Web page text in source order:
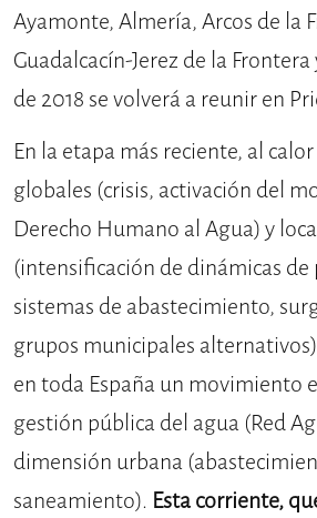
Ayamonte, Almería, Arcos de la
Guadalcacín-Jerez de la
de 2018 se volverá a reunir en
En la etapa más reciente, al
globales (crisis, activación del
Derecho Humano al Agua) y
(intensificación de dinámicas
sistemas de abastecimiento,
grupos municipales
en toda España un movimiento
gestión pública del agua (Red
dimensión urbana
saneamiento). Esta corriente,